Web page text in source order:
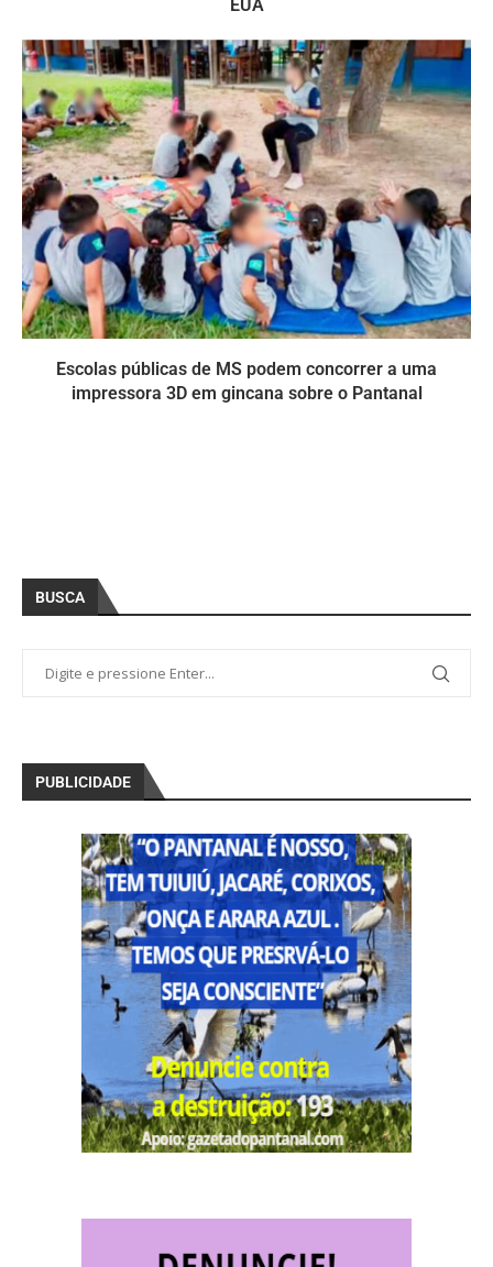
EUA
Escolas públicas de MS podem concorrer a uma
impressora 3D em gincana sobre o Pantanal
BUSCA
PUBLICIDADE